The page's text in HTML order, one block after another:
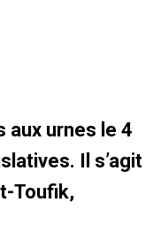
aux urnes le 4
Il s’agit
Toufik,